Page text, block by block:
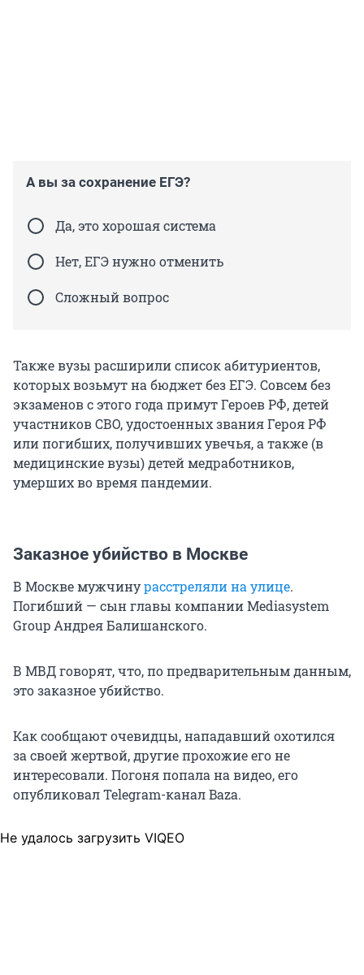
А вы за сохранение ЕГЭ?
Да, это хорошая система
Нет, ЕГЭ нужно отменить
Сложный вопрос
Также вузы расширили список абитуриентов,
которых возьмут на бюджет без ЕГЭ. Совсем без
экзаменов с этого года примут Героев РФ, детей
участников СВО, удостоенных звания Героя РФ
или погибших, получивших увечья, а также (в
медицинские вузы) детей медработников,
умерших во время пандемии.
Заказное убийство в Москве
В Москве мужчинурасстреляли на улице.
Погибший — сын главы компании Mediasystem
Group Андрея Балишанского.
В МВД говорят, что, по предварительным данным,
это заказное убийство.
Как сообщают очевидцы, нападавший охотился
за своей жертвой, другие прохожие его не
интересовали. Погоня попала на видео, его
опубликовал Telegram-канал Baza.
Не удалось загрузить VIQEO